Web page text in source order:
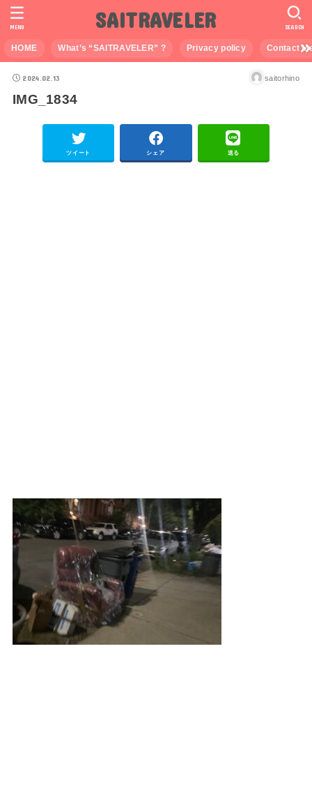
SAITRAVELER
HOME What’s “SAITRAVELER” ? Privacy policy Contact
SEARCH
MENU
2024.02.13 saitorhino
IMG_1834
ツイート シェア 送る